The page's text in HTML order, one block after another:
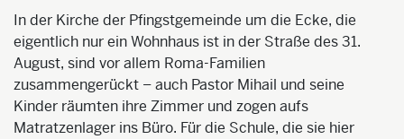
In der Kirche der Pfingstgemeinde um die Ecke, die
eigentlich nur ein Wohnhaus ist in der Straße des 31.
August, sind vor allem Roma-Familien
zusammengerückt – auch Pastor Mihail und seine
Kinder räumten ihre Zimmer und zogen aufs
Matratzenlager ins Büro. Für die Schule, die sie hier